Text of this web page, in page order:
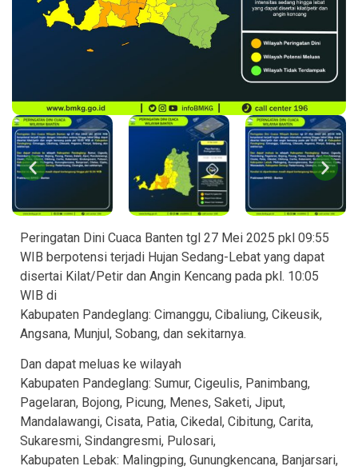
Peringatan Dini Cuaca Banten tgl 27 Mei 2025 pkl 09:55
WIB berpotensi terjadi Hujan Sedang-Lebat yang dapat
disertai Kilat/Petir dan Angin Kencang pada pkl. 10:05
WIB di
Kabupaten Pandeglang: Cimanggu, Cibaliung, Cikeusik,
Angsana, Munjul, Sobang, dan sekitarnya.
Dan dapat meluas ke wilayah
Kabupaten Pandeglang: Sumur, Cigeulis, Panimbang,
Pagelaran, Bojong, Picung, Menes, Saketi, Jiput,
Mandalawangi, Cisata, Patia, Cikedal, Cibitung, Carita,
Sukaresmi, Sindangresmi, Pulosari,
Kabupaten Lebak: Malingping, Gunungkencana, Banjarsari,